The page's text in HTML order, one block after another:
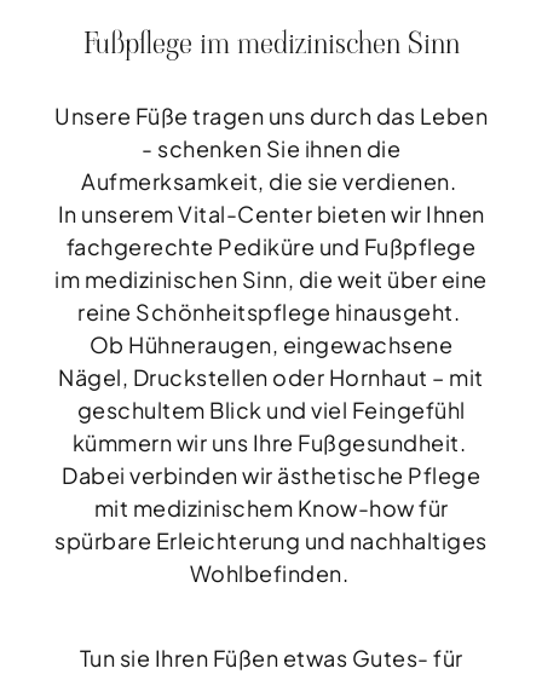
Fußpflege im medizinischen Sinn
Unsere Füße tragen uns durch das Leben
- schenken Sie ihnen die
Aufmerksamkeit, die sie verdienen.
In unserem Vital-Center bieten wir Ihnen
fachgerechte Pediküre und Fußpflege
im medizinischen Sinn, die weit über eine
reine Schönheitspflege hinausgeht.
Ob Hühneraugen, eingewachsene
Nägel, Druckstellen oder Hornhaut – mit
geschultem Blick und viel Feingefühl
kümmern wir uns Ihre Fußgesundheit.
Dabei verbinden wir ästhetische Pflege
mit medizinischem Know-how für
spürbare Erleichterung und nachhaltiges
Wohlbefinden.
Tun sie Ihren Füßen etwas Gutes- für